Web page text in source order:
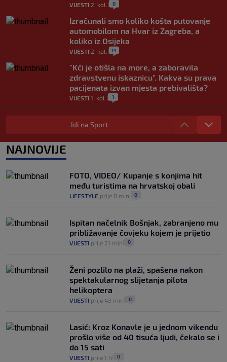
VIJESTI 2. kol. 0
Izračunali smo koliko košta putovanje
automobilom na Hvar iz Zagreba, a
koliko iz Osijeka
VIJESTI 2. kol. 14
"Kći je otišla na more, a zaboravila
zdravstvenu iskaznicu". Kakva su prava
pacijenata izvan mjesta prebivališta?
VIJESTI 1. kol. 1
Provjerili smo "što ćemo onda" ako
Plenković na 15 dana ukine mjere: "Ne bi
se dogodilo ništa. Vlada se zaljubila u te
intervencije"
Analitičar o Mostu: Oni su u yin-yang
poziciji i imaju drugog najpoznatijeg
bravara u povijesti Hrvatske
30. srp.
Idi na Sport
NAJNOVIJE
FOTO, VIDEO/ Kupanje s konjima hit
među turistima na hrvatskoj obali
LIFESTYLE prije 0 min 0
Ispitan načelnik Bošnjak, zabranjeno mu
približavanje čovjeku kojem je prijetio
VIJESTI prije 21 min 0
Ženi pozlilo na plaži, spašena nakon
spektakularnog slijetanja pilota
helikoptera
VIJESTI prije 43 min 0
Lasić: Kroz Konavle je u jednom vikendu
prošlo više od 40 tisuća ljudi, čekalo se i
do 15 sati
VIJESTI prije 1 h 0